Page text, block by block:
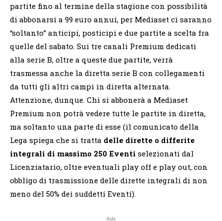
partite fino al termine della stagione con possibilità
di abbonarsi a 99 euro annui, per Mediaset ci saranno
“soltanto” anticipi, posticipi e due partite a scelta fra
quelle del sabato. Sui tre canali Premium dedicati
alla serie B, oltre a queste due partite, verrà
trasmessa anche la diretta serie B con collegamenti
da tutti gli altri campi in diretta alternata.
Attenzione, dunque. Chi si abbonerà a Mediaset
Premium non potrà vedere tutte le partite in diretta,
ma soltanto una parte di esse (il comunicato della
Lega spiega che si tratta delle dirette o differite
integrali di massimo 250 Eventi selezionati dal
Licenziatario, oltre eventuali play off e play out, con
obbligo di trasmissione delle dirette integrali di non
meno del 50% dei suddetti Eventi).
Ads